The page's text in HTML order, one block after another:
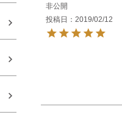
非公開
投稿日
2019/02/12